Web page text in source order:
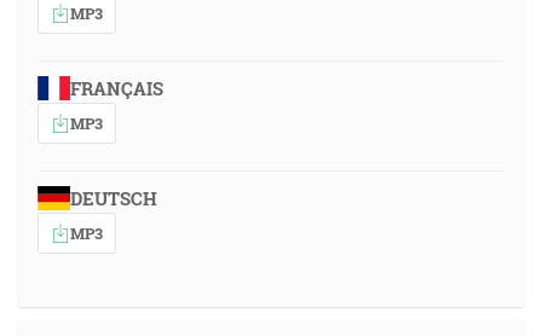
MP3
FRANÇAIS
MP3
DEUTSCH
MP3